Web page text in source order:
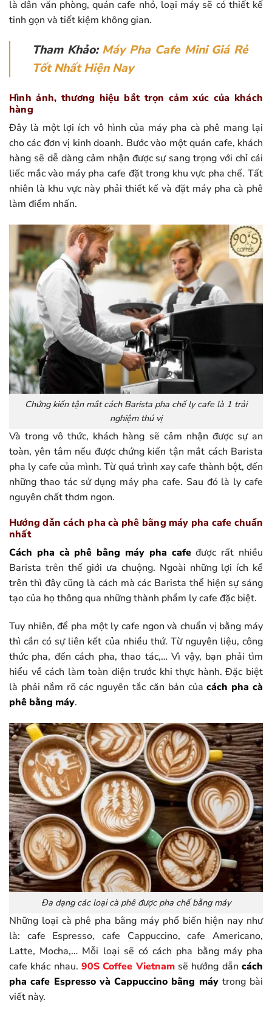
là dân văn phòng, quán cafe nhỏ, loại máy sẽ có thiết kế
tinh gọn và tiết kiệm không gian.
Tham Khảo:Máy Pha Cafe Mini Giá Rẻ
Tốt Nhất Hiện Nay
Hình ảnh, thương hiệu bắt trọn cảm xúc của khách
hàng
Đây là một lợi ích vô hình của máy pha cà phê mang lại
cho các đơn vị kinh doanh. Bước vào một quán cafe, khách
hàng sẽ dễ dàng cảm nhận được sự sang trọng với chỉ cái
liếc mắc vào máy pha cafe đặt trong khu vực pha chế. Tất
nhiên là khu vực này phải thiết kế và đặt máy pha cà phê
làm điểm nhấn.
Chứng kiến tận mắt cách Barista pha chế ly cafe là 1 trải
nghiệm thú vị
Và trong vô thức, khách hàng sẽ cảm nhận được sự an
toàn, yên tâm nếu được chứng kiến tận mắt cách Barista
pha ly cafe của mình. Từ quá trình xay cafe thành bột, đến
những thao tác sử dụng máy pha cafe. Sau đó là ly cafe
nguyên chất thơm ngon.
Hướng dẫn cách pha cà phê bằng máy pha cafe chuẩn
nhất
Cách pha cà phê bằng máy pha cafeđược rất nhiều
Barista trên thế giới ưa chuộng. Ngoài những lợi ích kể
trên thì đây cũng là cách mà các Barista thể hiện sự sáng
tạo của họ thông qua những thành phẩm ly cafe đặc biệt.
Tuy nhiên, để pha một ly cafe ngon và chuẩn vị bằng máy
thì cần có sự liên kết của nhiều thứ. Từ nguyên liệu, công
thức pha, đến cách pha, thao tác,… Vì vậy, bạn phải tìm
hiểu về cách làm toàn diện trước khi thực hành. Đặc biệt
là phải nắm rõ các nguyên tắc căn bản củacách pha cà
phê bằng máy.
Đa dạng các loại cà phê được pha chế bằng máy
Những loại cà phê pha bằng máy phổ biến hiện nay như
là: cafe Espresso, cafe Cappuccino, cafe Americano,
Latte, Mocha,… Mỗi loại sẽ có cách pha bằng máy pha
cafe khác nhau. 90S Coffee Vietnamsẽ hướng dẫncách
pha cafe Espresso và Cappuccino bằng máytrong bài
viết này.